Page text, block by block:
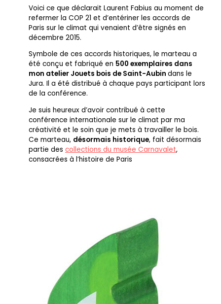
Voici ce que déclarait Laurent Fabius au moment de
refermer la COP 21 et d’entériner les accords de
Paris sur le climat qui venaient d’être signés en
décembre 2015.
Symbole de ces accords historiques, le marteau a
été conçu et fabriqué en 500 exemplaires dans
mon atelier Jouets bois de Saint-Aubin dans le
Jura. Il a été distribué à chaque pays participant lors
de la conférence.
Je suis heureux d’avoir contribué à cette
conférence internationale sur le climat par ma
créativité et le soin que je mets à travailler le bois.
Ce marteau, désormais historique, fait désormais
partie des collections du musée Carnavalet,
consacrées à l’histoire de Paris